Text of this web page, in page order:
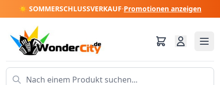
☀️ SOMMERSCHLUSSVERKAUF·Promotionen anzeigen